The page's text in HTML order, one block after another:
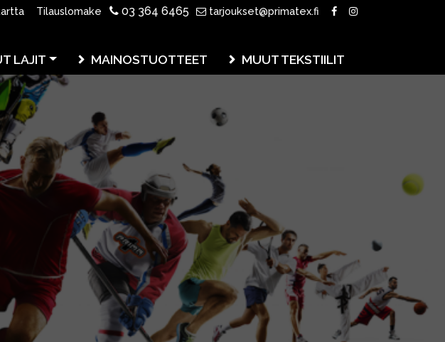
Tilauslomake 03 364 6465 tarjoukset@primatex.fi
LAJIT MAINOSTUOTTEET MUUT TEKSTIILIT